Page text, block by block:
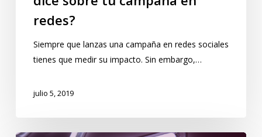
redes?
Siempre que lanzas una campaña en redes sociales
tienes que medir su impacto. Sin embargo,…
julio 5, 2019